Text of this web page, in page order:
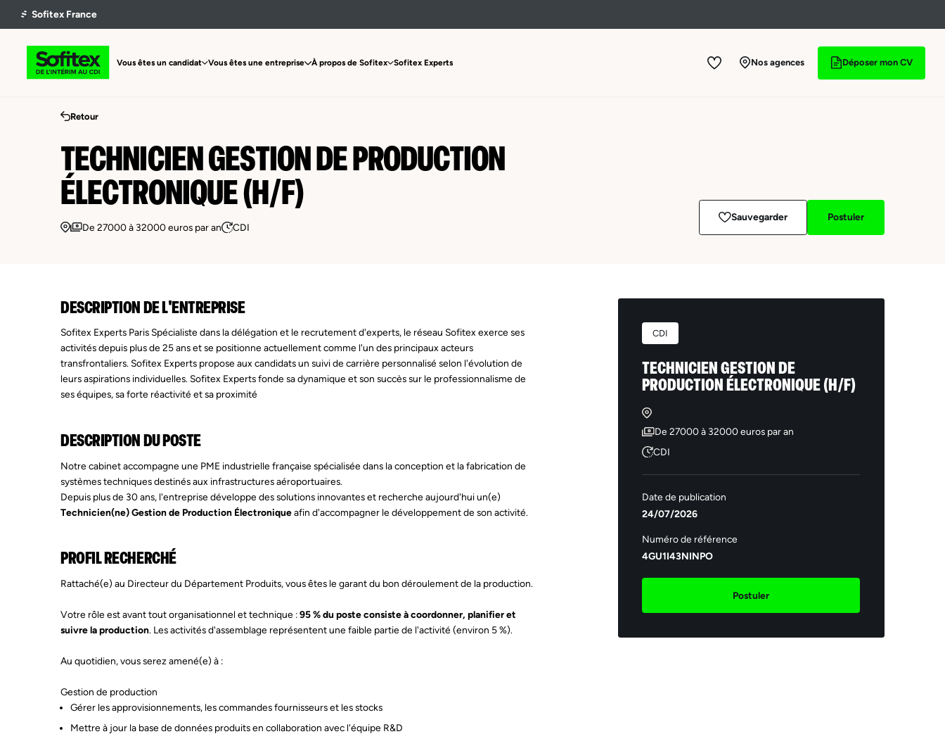
Vous êtes un candidat Vous êtes une entreprise À propos de Sofitex Sofitex Experts Nos agences Déposer mon CV
Retour
TECHNICIEN GESTION DE PRODUCTION
ÉLECTRONIQUE (H/F)
De 27000 à 32000 euros par an CDI
Sauvegarder Postuler
DESCRIPTION DE L'ENTREPRISE
Sofitex Experts Paris Spécialiste dans la délégation et le recrutement d'experts, le réseau Sofitex exerce ses
activités depuis plus de 25 ans et se positionne actuellement comme l'un des principaux acteurs
transfrontaliers. Sofitex Experts propose aux candidats un suivi de carrière personnalisé selon l'évolution de
leurs aspirations individuelles. Sofitex Experts fonde sa dynamique et son succès sur le professionnalisme de
ses équipes, sa forte réactivité et sa proximité
DESCRIPTION DU POSTE
Notre cabinet accompagne une PME industrielle française spécialisée dans la conception et la fabrication de
systèmes techniques destinés aux infrastructures aéroportuaires.
Depuis plus de 30 ans, l'entreprise développe des solutions innovantes et recherche aujourd'hui un(e)
Technicien(ne) Gestion de Production Électroniqueafin d'accompagner le développement de son activité.
PROFIL RECHERCHÉ
Rattaché(e) au Directeur du Département Produits, vous êtes le garant du bon déroulement de la production.
Votre rôle est avant tout organisationnel et technique :95 % du poste consiste à coordonner, planifier et
suivre la production. Les activités d'assemblage représentent une faible partie de l'activité (environ 5 %).
Au quotidien, vous serez amené(e) à :
Gestion de production
Gérer les approvisionnements, les commandes fournisseurs et les stocks
Mettre à jour la base de données produits en collaboration avec l'équipe R&D
CDI
TECHNICIEN GESTION DE
PRODUCTION ÉLECTRONIQUE (H/F)
De 27000 à 32000 euros par an
CDI
Date de publication
24/07/2026
Numéro de référence
4GU1I43NINPO
Postuler